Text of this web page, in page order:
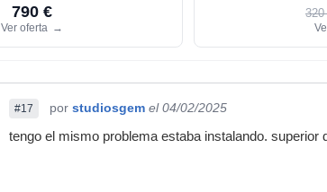
790 €
Ver oferta →
320
#17 por studiosgem el 04/02/2025
tengo el mismo problema estaba instalando.